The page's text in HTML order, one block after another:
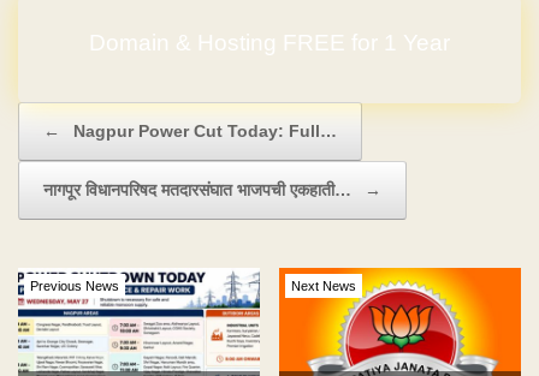
Domain & Hosting FREE for 1 Year
← Nagpur Power Cut Today: Full…
नागपूर विधानपरिषद मतदारसंघात भाजपची एकहाती… →
Previous News Next News